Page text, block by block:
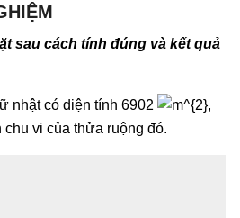
sau cách tính đúng và kết quả
nhật có diện tính 6902
,
vi của thửa ruộng đó.